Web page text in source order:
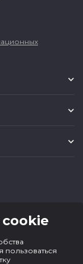
пользоваться